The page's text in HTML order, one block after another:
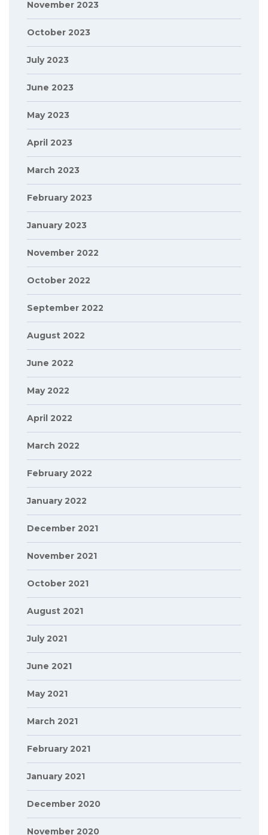
November 2023
October 2023
July 2023
June 2023
May 2023
April 2023
March 2023
February 2023
January 2023
November 2022
October 2022
September 2022
August 2022
June 2022
May 2022
April 2022
March 2022
February 2022
January 2022
December 2021
November 2021
October 2021
August 2021
July 2021
June 2021
May 2021
March 2021
February 2021
January 2021
December 2020
November 2020